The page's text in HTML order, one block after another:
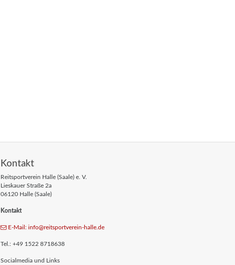
Kontakt
Reitsportverein Halle (Saale) e. V.
Lieskauer Straße 2a
06120 Halle (Saale)
Kontakt
E-Mail: info@reitsportverein-halle.de
Tel.: +49 1522 8718638
Socialmedia und Links